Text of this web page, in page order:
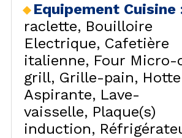
Equipement Cuisine
raclette
Bouilloire
Electrique Cafetière
italienne
Four Micro-
grill Grille-pain
Hotte
Aspirante
Lave-
vaisselle
Plaque(s)
induction